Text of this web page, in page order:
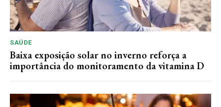
SAÚDE
Baixa exposição solar no inverno reforça a
importância do monitoramento da vitamina D